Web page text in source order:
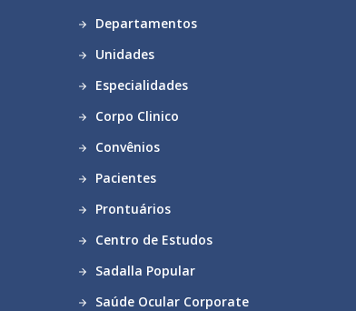
Departamentos
Unidades
Especialidades
Corpo Clinico
Convênios
Pacientes
Prontuários
Centro de Estudos
Sadalla Popular
Saúde Ocular Corporate